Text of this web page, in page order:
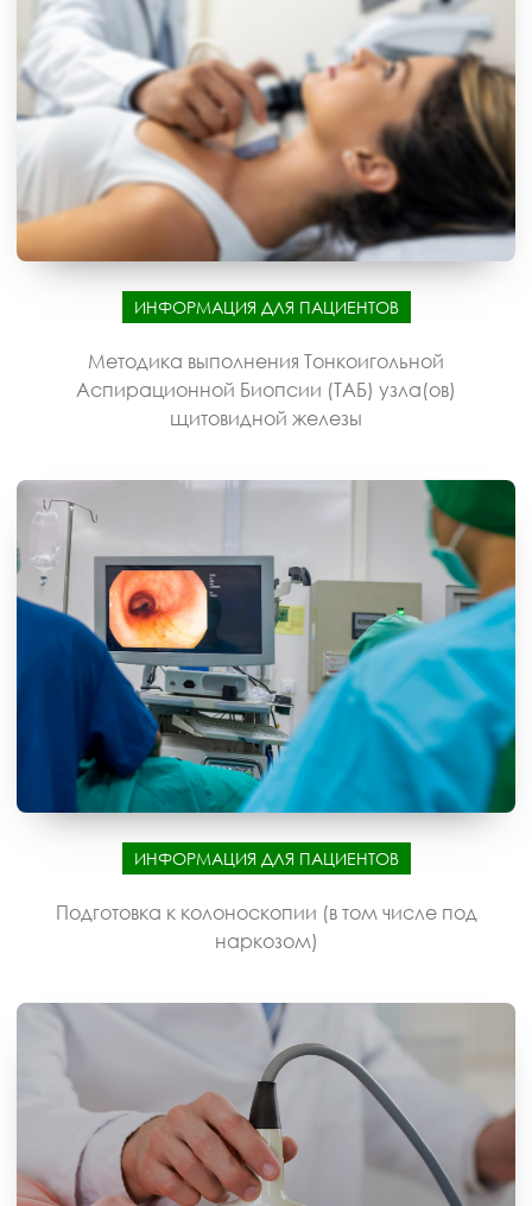
ИНФОРМАЦИЯ ДЛЯ ПАЦИЕНТОВ
Методика выполнения Тонкоигольной
Аспирационной Биопсии (ТАБ) узла(ов)
щитовидной железы
ИНФОРМАЦИЯ ДЛЯ ПАЦИЕНТОВ
Подготовка к колоноскопии (в том числе под
наркозом)